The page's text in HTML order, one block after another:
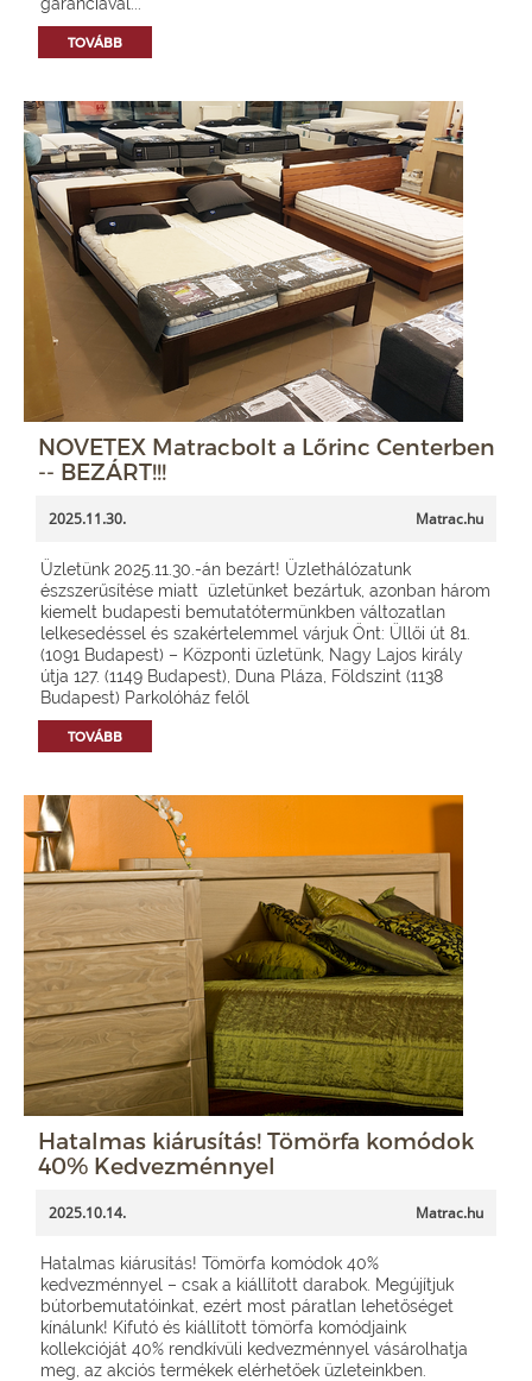
TOVÁBB
NOVETEX Matracbolt a Lőrinc Centerben
-- BEZÁRT!!!
2025.11.30. Matrac.hu
Üzletünk 2025.11.30.-án bezárt! Üzlethálózatunk
észszerűsítése miatt üzletünket bezártuk, azonban három
kiemelt budapesti bemutatótermünkben változatlan
lelkesedéssel és szakértelemmel várjuk Önt: Üllői út 81.
(1091 Budapest) – Központi üzletünk, Nagy Lajos király
útja 127. (1149 Budapest), Duna Pláza, Földszint (1138
Budapest) Parkolóház felől
TOVÁBB
Hatalmas kiárusítás! Tömörfa komódok
40% Kedvezménnyel
2025.10.14. Matrac.hu
Hatalmas kiárusítás! Tömörfa komódok 40%
kedvezménnyel – csak a kiállított darabok. Megújítjuk
bútorbemutatóinkat, ezért most páratlan lehetőséget
kínálunk! Kifutó és kiállított tömörfa komódjaink
kollekcióját 40% rendkívüli kedvezménnyel vásárolhatja
meg, az akciós termékek elérhetőek üzleteinkben.